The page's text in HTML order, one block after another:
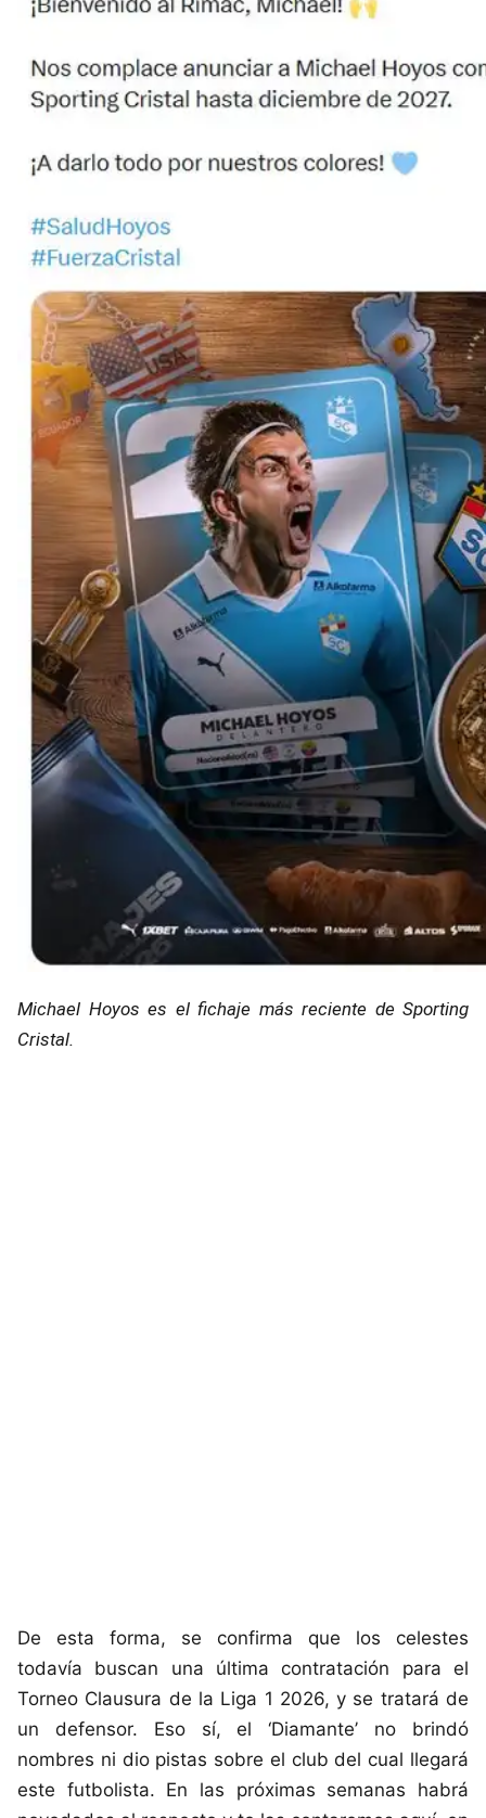
Michael Hoyos es el fichaje más reciente de Sporting
Cristal.
De esta forma, se confirma que los celestes
todavía buscan una última contratación para el
Torneo Clausura de la Liga 1 2026, y se tratará de
un defensor. Eso sí, el ‘Diamante’ no brindó
nombres ni dio pistas sobre el club del cual llegará
este futbolista. En las próximas semanas habrá